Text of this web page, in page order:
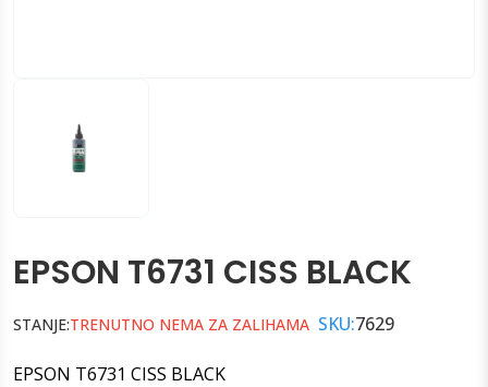
EPSON T6731 CISS BLACK
STANJE:TRENUTNO NEMA ZA ZALIHAMA SKU:7629
EPSON T6731 CISS BLACK